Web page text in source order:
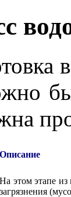
Описание
На этом этапе
загрязнения